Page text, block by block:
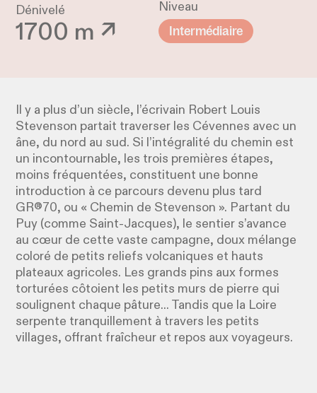
Dénivelé
1700 m ↗
Niveau
Intermédiaire
Il y a plus d’un siècle, l’écrivain Robert Louis
Stevenson partait traverser les Cévennes avec un
âne, du nord au sud. Si l’intégralité du chemin est
un incontournable, les trois premières étapes,
moins fréquentées, constituent une bonne
introduction à ce parcours devenu plus tard
GR®70, ou « Chemin de Stevenson ». Partant du
Puy (comme Saint-Jacques), le sentier s’avance
au cœur de cette vaste campagne, doux mélange
coloré de petits reliefs volcaniques et hauts
plateaux agricoles. Les grands pins aux formes
torturées côtoient les petits murs de pierre qui
soulignent chaque pâture... Tandis que la Loire
serpente tranquillement à travers les petits
villages, offrant fraîcheur et repos aux voyageurs.